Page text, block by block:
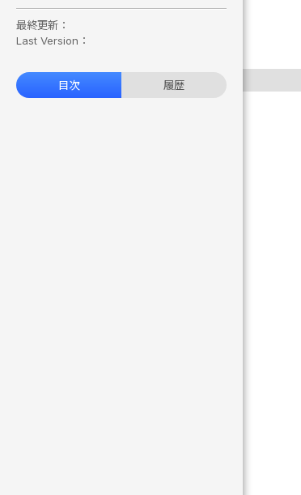
最終更新：
Last Version：
目次 履歴